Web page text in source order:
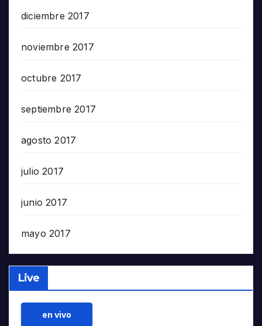
diciembre 2017
noviembre 2017
octubre 2017
septiembre 2017
agosto 2017
julio 2017
junio 2017
mayo 2017
Live
en vivo